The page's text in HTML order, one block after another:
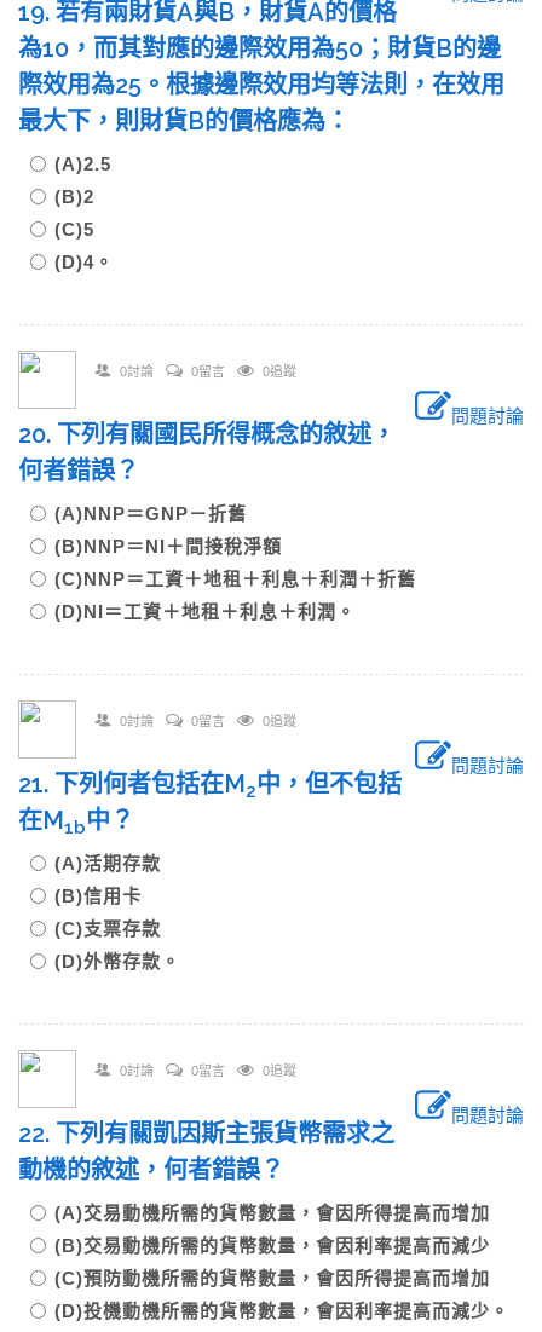
19. 若有兩財貨A與B，財貨A的價格
為10，而其對應的邊際效用為50；財貨B的邊
際效用為25。根據邊際效用均等法則，在效用
最大下，則財貨B的價格應為：
(A)2.5
(B)2
(C)5
(D)4。
0討論 0留言 0追蹤
問題討論
20. 下列有關國民所得概念的敘述，
何者錯誤？
(A)NNP＝GNP－折舊
(B)NNP＝NI＋間接稅淨額
(C)NNP＝工資＋地租＋利息＋利潤＋折舊
(D)NI＝工資＋地租＋利息＋利潤。
0討論 0留言 0追蹤
問題討論
21. 下列何者包括在M2中，但不包括
在M1b中？
(A)活期存款
(B)信用卡
(C)支票存款
(D)外幣存款。
0討論 0留言 0追蹤
問題討論
22. 下列有關凱因斯主張貨幣需求之
動機的敘述，何者錯誤？
(A)交易動機所需的貨幣數量，會因所得提高而增加
(B)交易動機所需的貨幣數量，會因利率提高而減少
(C)預防動機所需的貨幣數量，會因所得提高而增加
(D)投機動機所需的貨幣數量，會因利率提高而減少。